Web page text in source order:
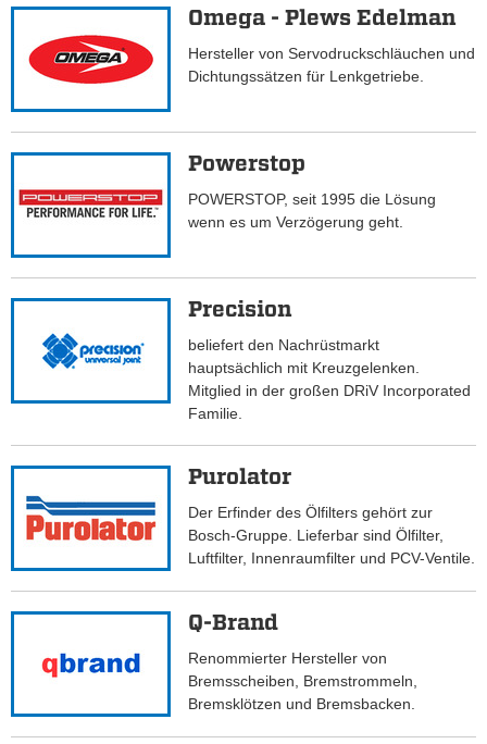
Omega - Plews Edelman
Hersteller von Servodruckschläuchen und
Dichtungssätzen für Lenkgetriebe.
Powerstop
POWERSTOP, seit 1995 die Lösung
wenn es um Verzögerung geht.
Precision
beliefert den Nachrüstmarkt
hauptsächlich mit Kreuzgelenken.
Mitglied in der großen DRiV Incorporated
Familie.
Purolator
Der Erfinder des Ölfilters gehört zur
Bosch-Gruppe. Lieferbar sind Ölfilter,
Luftfilter, Innenraumfilter und PCV-Ventile.
Q-Brand
Renommierter Hersteller von
Bremsscheiben, Bremstrommeln,
Bremsklötzen und Bremsbacken.